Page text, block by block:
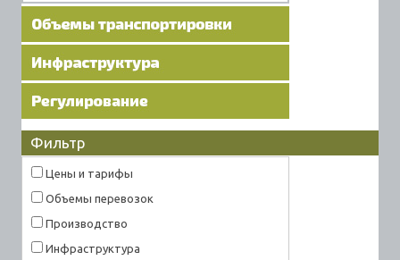
Фильтр
Цены и тарифы
Объемы перевозок
Производство
Инфраструктура